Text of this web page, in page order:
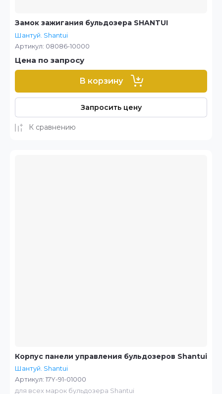
Замок зажигания бульдозера SHANTUI
Шантуй. Shantui
Артикул: 08086-10000
Цена по запросу
В корзину
Запросить цену
К сравнению
Корпус панели управления бульдозеров Shantui
Шантуй. Shantui
Артикул: 17Y-91-01000
для всех марок бульдозера Shantui